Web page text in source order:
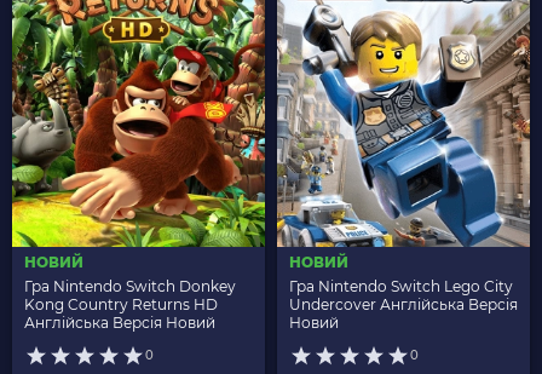
НОВИЙ
Гра Nintendo Switch Donkey
Kong Country Returns HD
Англійська Версія Новий
0
НОВИЙ
Гра Nintendo Switch Lego City
Undercover Англійська Версія
Новий
0